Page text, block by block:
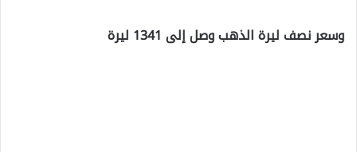
وسعر نصف ليرة الذهب وصل إلى 1341 ليرة